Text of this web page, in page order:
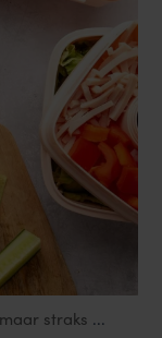
straks ...